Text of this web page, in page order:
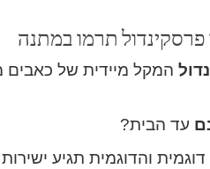
פרסקינדול תרמו במתנה
המקל מיידית של כאבים
עד הבית?
והדוגמית תגיע